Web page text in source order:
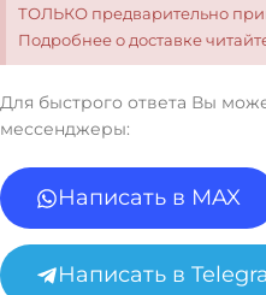
ТОЛЬКО предварительно
Подробнее о доставке
Для быстрого ответа Вы
мессенджеры:
Написать в MAX
Написать в